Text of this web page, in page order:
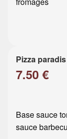
Pizza
7.50 €
Base sauce
sauce